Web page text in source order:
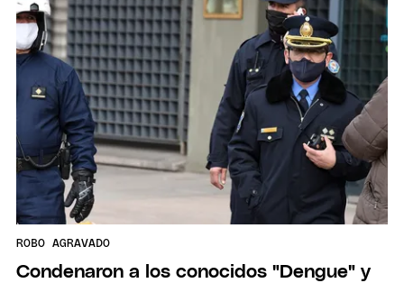
ROBO AGRAVADO
Condenaron a los conocidos "Dengue" y